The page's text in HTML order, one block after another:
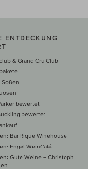
ENTDECKUNG
& Grand Cru Club
Soßen
bewertet
bewertet
Bar Rique Winehouse
Engel WeinCafé
Gute Weine – Christoph